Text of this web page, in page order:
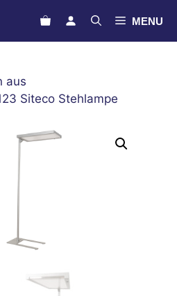
MENU
aus
Siteco Stehlampe